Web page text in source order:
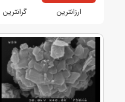
ارزانترین
گرانترین